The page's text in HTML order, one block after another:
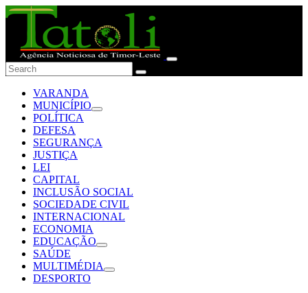
VARANDA
MUNICÍPIO
POLÍTICA
DEFESA
SEGURANÇA
JUSTIÇA
LEI
CAPITAL
INCLUSÃO SOCIAL
SOCIEDADE CIVIL
INTERNACIONAL
ECONOMIA
EDUCAÇÃO
SAÚDE
MULTIMÉDIA
DESPORTO